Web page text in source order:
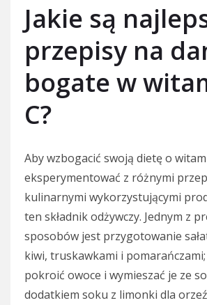
Jakie są
przepisy na
bogate w
C?
Aby wzbogacić swoją dietę o
eksperymentować z różnymi
kulinarnymi wykorzystującymi
ten składnik odżywczy. Jednym z
sposobów jest przygotowanie
kiwi, truskawkami i
pokroić owoce i wymieszać je ze
dodatkiem soku z limonki dla